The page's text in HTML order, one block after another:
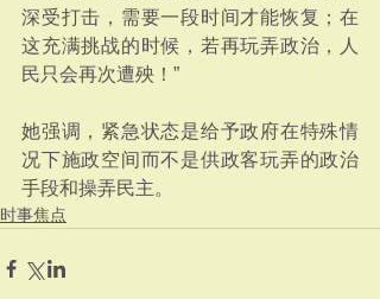
深受打击，需要一段时间才能恢复；在
这充满挑战的时候，若再玩弄政治，人
民只会再次遭殃！”
她强调，紧急状态是给予政府在特殊情
况下施政空间而不是供政客玩弄的政治
手段和操弄民主。
时事焦点